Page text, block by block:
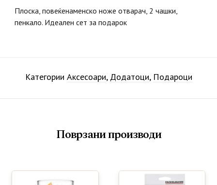
Плоска, повеќенаменско ноже отварач, 2 чашки,
пенкало. Идеален сет за подарок
Категории Аксесоари, Додатоци, Подароци
Поврзани производи